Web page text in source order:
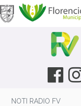
NOTI RADIO FV